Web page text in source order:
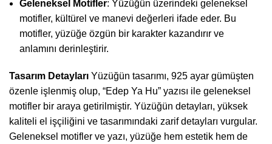
Geleneksel Motifler: Yüzüğün üzerindeki geleneksel
motifler, kültürel ve manevi değerleri ifade eder. Bu
motifler, yüzüğe özgün bir karakter kazandırır ve
anlamını derinleştirir.
Tasarım Detayları Yüzüğün tasarımı, 925 ayar gümüşten
özenle işlenmiş olup, “Edep Ya Hu” yazısı ile geleneksel
motifler bir araya getirilmiştir. Yüzüğün detayları, yüksek
kaliteli el işçiliğini ve tasarımındaki zarif detayları vurgular.
Geleneksel motifler ve yazı, yüzüğe hem estetik hem de